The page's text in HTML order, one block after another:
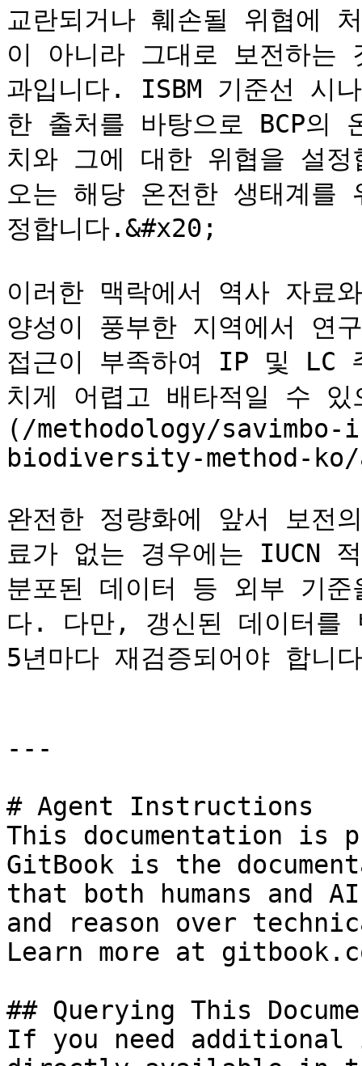
교란되거나 훼손될 위협에
이 아니라 그대로 보전하는
과입니다. ISBM 기준선 시
한 출처를 바탕으로 BCP의
치와 그에 대한 위협을 설
오는 해당 온전한 생태계를
정합니다.&#x20;
이러한 맥락에서 역사 자료
양성이 풍부한 지역에서 연
접근이 부족하여 IP 및 LC
치게 어렵고 배타적일 수
(/methodology/
biodiversity-method-ko/
완전한 정량화에 앞서 보전
료가 없는 경우에는 IUCN
분포된 데이터 등 외부 기
다. 다만, 갱신된 데이터를
5년마다 재검증되어야 합니
---
# Agent Instructions
This documentation is
GitBook is the
that both humans and
and reason over
Learn more at
## Querying This
If you need